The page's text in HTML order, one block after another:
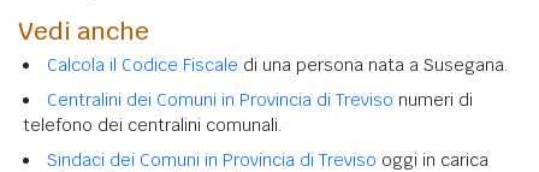
Vedi anche
Calcola il Codice Fiscale di una persona nata a Susegana.
Centralini dei Comuni in Provincia di Treviso numeri di
telefono dei centralini comunali.
Sindaci dei Comuni in Provincia di Treviso oggi in carica